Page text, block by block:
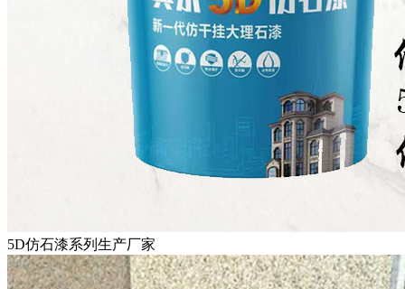
5D仿石漆系列生产厂家